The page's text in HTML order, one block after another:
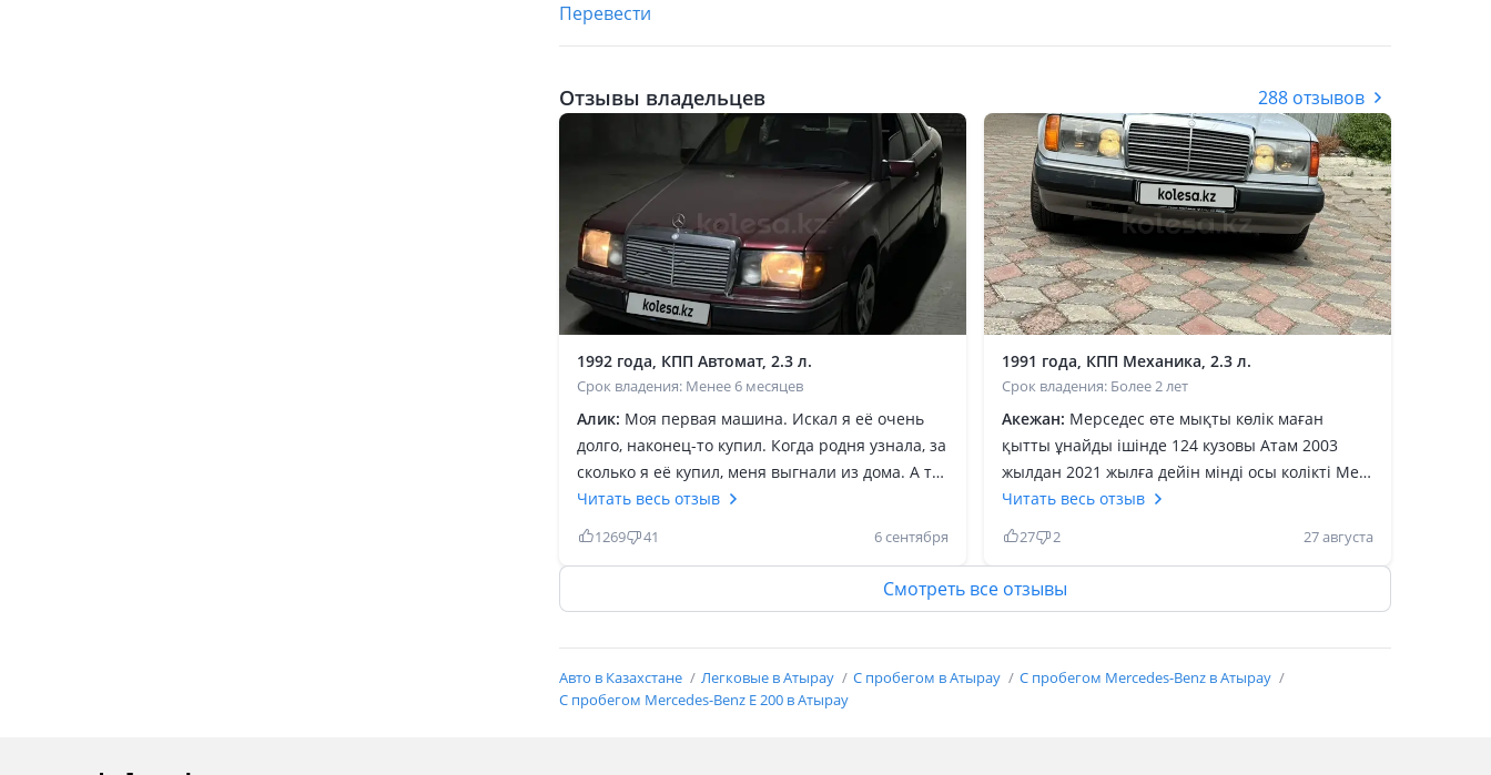
Перевести
Отзывы владельцев 288 отзывов
1992 года, КПП Автомат, 2.3 л.
Срок владения: Менее 6 месяцев
Алик: Моя первая машина. Искал я её очень
долго, наконец-то купил. Когда родня узнала, за
сколько я её купил, меня выгнали из дома. А так
машиной очень целом доволен. Будучи
молодым пацаном купить этот Мерседес надо
быть очень смелым, или финасово
неграмотным В плане езды, максимально
На этой машине можно кататься как в
спортивке, также и в костюме. Универсально.
Читать весь отзыв
1269 41 6 сентября
1991 года, КПП Механика, 2.3 л.
Срок владения: Более 2 лет
Акежан: Мерседес өте мықты көлік маған
қытты ұнайды ішінде 124 кузовы Атам 2003
жылдан 2021 жылға дейін мінді осы колікті Мен
4 жыл міндім еш жерін ауыстырмай Завоттық
бояуда тұрды Алған кісі бастан аяқ тексеріп
алды Колікке көңілі толып риза болыд Мен
Читать весь отзыв
27 2 27 августа
Смотреть все отзывы
Авто в Казахстане Легковые в Атырау С пробегом в Атырау
С пробегом Mercedes-Benz в Атырау
С пробегом Mercedes-Benz E 200 в Атырау